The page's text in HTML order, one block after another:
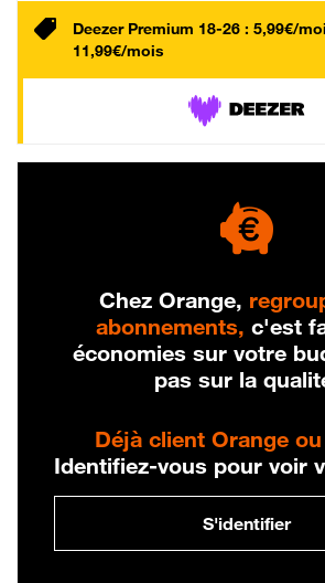
Deezer Premium 18-26 : 5,99€/
11,99€/mois
Chez Orange,
abonnements, c'est
économies sur votre
pas sur la
Déjà client Orange
Identifiez-vous pour voir
S'identifier